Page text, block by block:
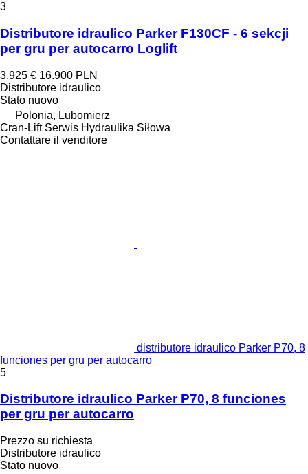
3
Distributore idraulico Parker F130CF - 6 sekcji
per gru per autocarro Loglift
3.925 € 16.900 PLN
Distributore idraulico
Stato nuovo
Polonia, Lubomierz
Cran-Lift Serwis Hydraulika Siłowa
Contattare il venditore
distributore idraulico Parker P70, 8
funciones per gru per autocarro
5
Distributore idraulico Parker P70, 8 funciones
per gru per autocarro
Prezzo su richiesta
Distributore idraulico
Stato nuovo